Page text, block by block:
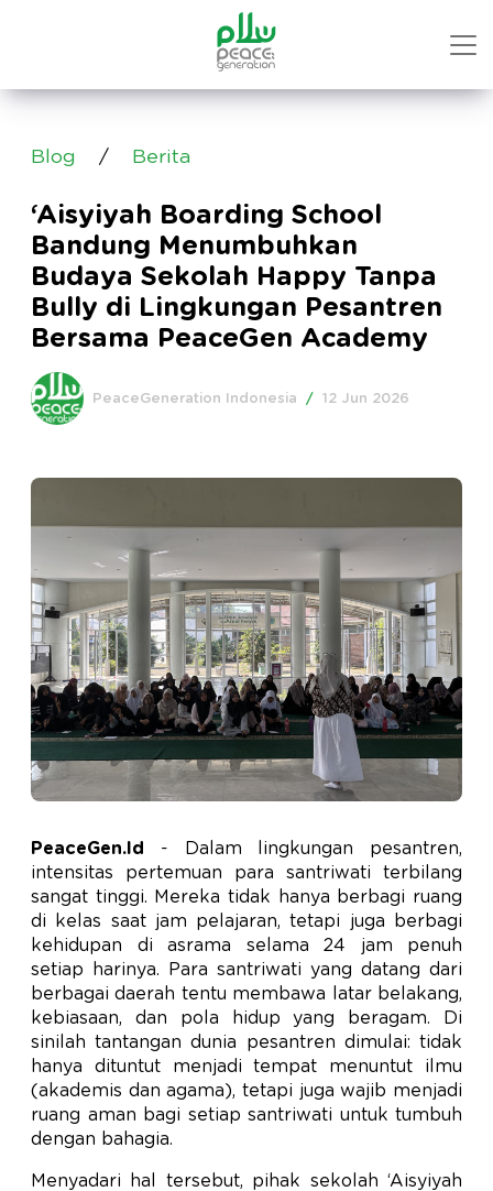
Blog / Berita
‘Aisyiyah Boarding School
Bandung Menumbuhkan
Budaya Sekolah Happy Tanpa
Bully di Lingkungan Pesantren
Bersama PeaceGen Academy
PeaceGeneration Indonesia / 12 Jun 2026
PeaceGen.Id
- Dalam lingkungan pesantren,
intensitas pertemuan para santriwati terbilang
sangat tinggi. Mereka tidak hanya berbagi ruang
di kelas saat jam pelajaran, tetapi juga berbagi
kehidupan di asrama selama 24 jam penuh
setiap harinya. Para santriwati yang datang dari
berbagai daerah tentu membawa latar belakang,
kebiasaan, dan pola hidup yang beragam. Di
sinilah tantangan dunia pesantren dimulai: tidak
hanya dituntut menjadi tempat menuntut ilmu
(akademis dan agama), tetapi juga wajib menjadi
ruang aman bagi setiap santriwati untuk tumbuh
dengan bahagia.
Menyadari hal tersebut, pihak sekolah ‘Aisyiyah